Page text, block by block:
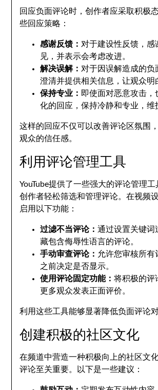
回应负面评论时，创作者应采取积极
些回应策略：
感谢反馈： 对于建设性反馈，感
见，并表示会考虑改进。
解决误解： 对于因误解造成的负
澄清并提供相关信息，让观众明
保持专业： 即使面对恶意攻击，
化的回应，保持冷静和专业，维
这样的回应不仅可以改善评论区氛围
观众的信任感。
利用评论管理工具
YouTube提供了一些强大的评论管理
创作者轻松筛选和管理评论。在视频
启用以下功能：
过滤不当评论：通过设置关键词
藏包含侮辱性语言的评论。
手动审查评论： 允许您审核所有
之前决定是否显示。
使用评论固定功能：将积极的评
更多观众发表正面评价。
利用这些工具能够显著降低负面评论
创建积极的社区文化
在频道中营造一种积极向上的社区文
评论至关重要。以下是一些建议：